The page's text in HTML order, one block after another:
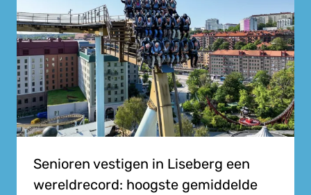
Senioren vestigen in Liseberg een
wereldrecord: hoogste gemiddelde